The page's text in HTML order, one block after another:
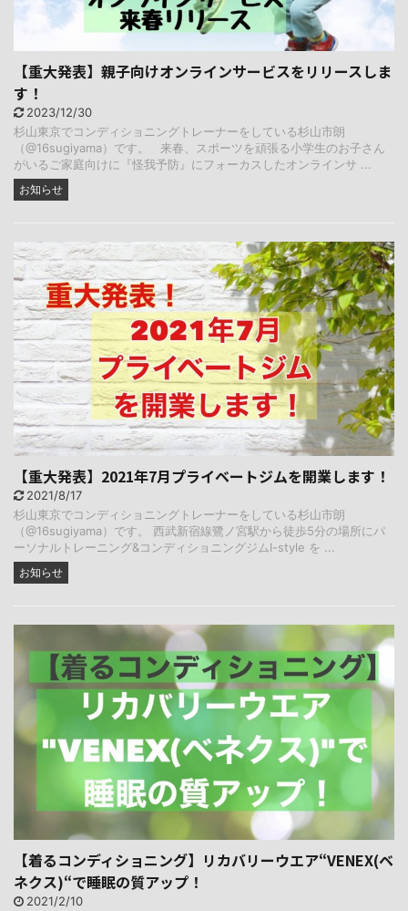
【重大発表】親子向けオンラインサービスをリリースしま
す！
2023/12/30
杉山東京でコンディショニングトレーナーをしている杉山市朗
（@16sugiyama）です。 来春、スポーツを頑張る小学生のお子さん
がいるご家庭向けに『怪我予防』にフォーカスしたオンラインサ ...
お知らせ
【重大発表】2021年7月プライベートジムを開業します！
2021/8/17
杉山東京でコンディショニングトレーナーをしている杉山市朗
（@16sugiyama）です。 西武新宿線鷺ノ宮駅から徒歩5分の場所にパ
ーソナルトレーニング&コンディショニングジムI-style を ...
お知らせ
【着るコンディショニング】リカバリーウエア“VENEX(ベ
ネクス)“で睡眠の質アップ！
2021/2/10